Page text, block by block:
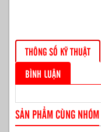
THÔNG SỐ KỸ THUẬT
BÌNH LUẬN
SẢN PHẨM CÙNG NHÓM